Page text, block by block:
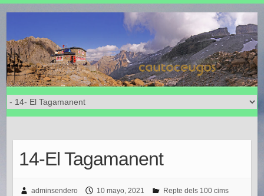
14-El Tagamanent
adminsendero 10 mayo, 2021
Repte dels 100 cims